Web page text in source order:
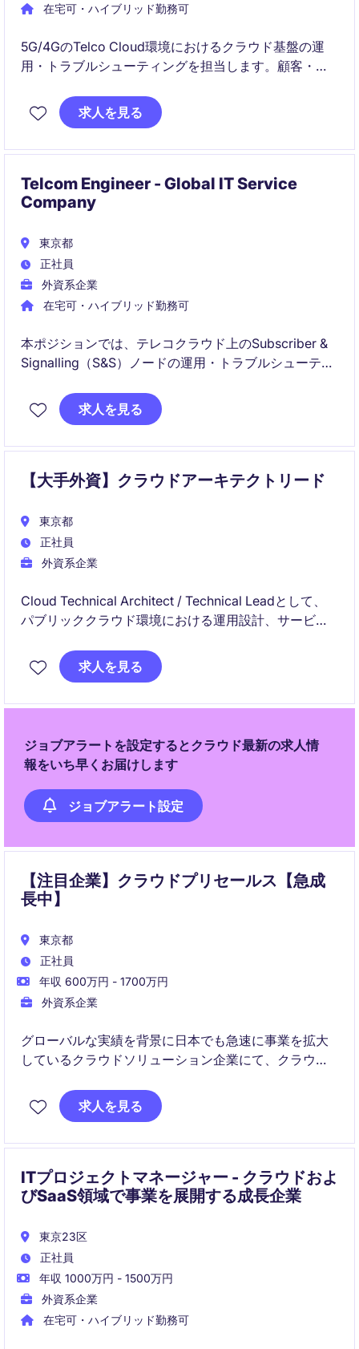
在宅可・ハイブリッド勤務可
5G/4GのTelco Cloud環境におけるクラウド基盤の運
用・トラブルシューティングを担当します。顧客・グ
一貫して携わるポジションです。
求人を見る
Telcom Engineer - Global IT Service
Company
東京都
正社員
外資系企業
在宅可・ハイブリッド勤務可
本ポジションでは、テレコクラウド上のSubscriber &
Signalling（S&S）ノードの運用・トラブルシューティ
術コミュニケーションを通じて、安定運用と障害対応
の品質向上に貢献いただきます。
求人を見る
【大手外資】クラウドアーキテクトリード
東京都
正社員
外資系企業
Cloud Technical Architect / Technical Leadとして、
パブリッククラウド環境における運用設計、サービス
ラウドマネージドサービスの立ち上げや標準化、自動
化を推進し、顧客のクラウド活用を支援するポジショ
求人を見る
ジョブアラートを設定するとクラウド最新の求人情
報をいち早くお届けします
ジョブアラート設定
【注目企業】クラウドプリセールス【急成
長中】
東京都
正社員
年収 600万円 - 1700万円
外資系企業
グローバルな実績を背景に日本でも急速に事業を拡大
しているクラウドソリューション企業にて、クラウド
を担うポジションです。
求人を見る
ITプロジェクトマネージャー - クラウドおよ
びSaaS領域で事業を展開する成長企業
東京23区
正社員
年収 1000万円 - 1500万円
外資系企業
在宅可・ハイブリッド勤務可